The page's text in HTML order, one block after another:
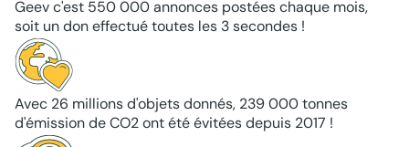
Geev c'est 550 000 annonces postées chaque mois,
soit un don effectué toutes les 3 secondes !
Avec 26 millions d'objets donnés, 239 000 tonnes
d'émission de CO2 ont été évitées depuis 2017 !